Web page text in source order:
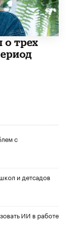
о трех
с
и детсадов
ИИ в работе